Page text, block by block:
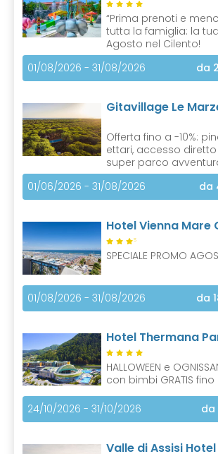
“Prima prenoti e
tutta la famiglia: la
Agosto nel Cilento!
01/08/2026 - 31/08/2026
da
Gitavillage Le
Offerta fino a -10%:
ettari, accesso
super parco
01/06/2026 - 31/08/2026
da
Hotel Vienna
S
SPECIALE PROMO
01/08/2026 - 31/08/2026 da
Hotel Thermana
HALLOWEEN e
con bimbi GRATIS
24/10/2026 - 31/10/2026 da
Valle di Assisi